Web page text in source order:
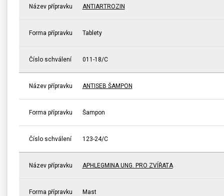
Název přípravku ANTIARTROZIN
Forma přípravku Tablety
Číslo schválení 011-18/C
Název přípravku ANTISEB ŠAMPON
Forma přípravku Šampon
Číslo schválení 123-24/C
Název přípravku APHLEGMINA UNG. PRO ZVÍŘATA
Forma přípravku Mast